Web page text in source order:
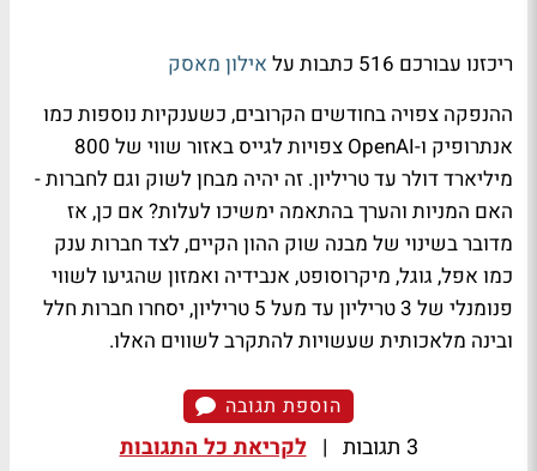
ריכזנו עבורכם 516 כתבות על
אילון מאסק
ההנפקה צפויה בחודשים הקרובים, כשענקיות נוספות כמו
אנתרופיק ו-OpenAI צפויות לגייס באזור שווי של 800
מיליארד דולר עד טריליון. זה יהיה מבחן לשוק וגם לחברות -
האם המניות והערך בהתאמה ימשיכו לעלות? אם כן, אז
מדובר בשינוי של מבנה שוק ההון הקיים, לצד חברות ענק
כמו אפל, גוגל, מיקרוסופט, אנבידיה ואמזון שהגיעו לשווי
פנומנלי של 3 טריליון עד מעל 5 טריליון, יסחרו חברות חלל
ובינה מלאכותית שעשויות להתקרב לשווים האלו.
הוספת תגובה
3 תגובות | לקריאת כל התגובות